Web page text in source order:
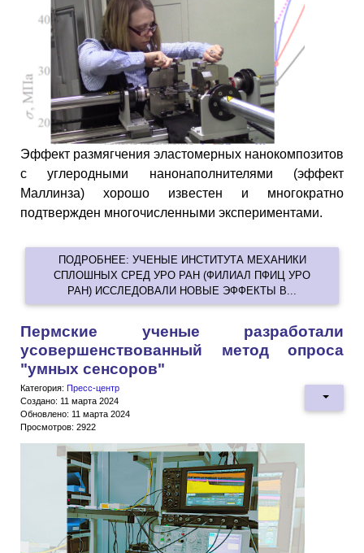
Эффект размягчения эластомерных нанокомпозитов
с углеродными нанонаполнителями (эффект
Маллинза) хорошо известен и многократно
подтвержден многочисленными экспериментами.
ПОДРОБНЕЕ: УЧЕНЫЕ ИНСТИТУТА МЕХАНИКИ
СПЛОШНЫХ СРЕД УРО РАН (ФИЛИАЛ ПФИЦ УРО
РАН) ИССЛЕДОВАЛИ НОВЫЕ ЭФФЕКТЫ В...
Пермские ученые разработали
усовершенствованный метод опроса
"умных сенсоров"
Категория: Пресс-центр
Создано: 11 марта 2024
Обновлено: 11 марта 2024
Просмотров: 2922